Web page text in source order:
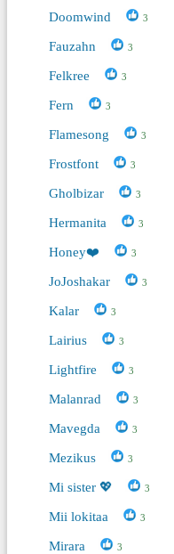
Doomwind 3
Fauzahn 3
Felkree 3
Fern 3
Flamesong 3
Frostfont 3
Gholbizar 3
Hermanita 3
Honey❤️ 3
JoJoshakar 3
Kalar 3
Lairius 3
Lightfire 3
Malanrad 3
Mavegda 3
Mezikus 3
Mi sister 💖 3
Mii lokitaa 3
Mirara 3